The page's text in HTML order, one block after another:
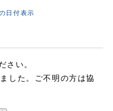
日付表示
さい。
した。ご不明の方は協